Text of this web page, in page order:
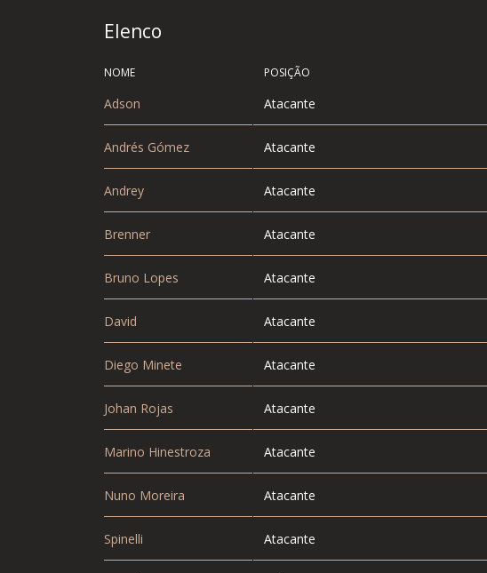
Elenco
NOME
Adson
Andrés Gómez
Andrey
Brenner
Bruno Lopes
David
Diego Minete
Johan Rojas
Marino Hinestroza
Nuno Moreira
Spinelli
POSIÇÃO
Atacante
Atacante
Atacante
Atacante
Atacante
Atacante
Atacante
Atacante
Atacante
Atacante
Atacante